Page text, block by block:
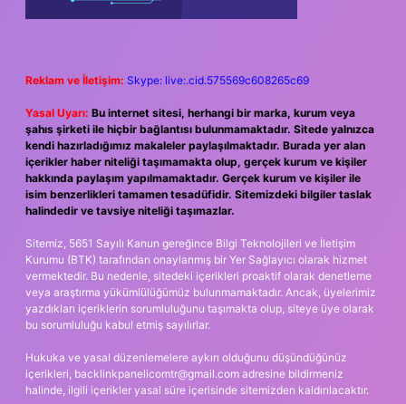
Reklam ve İletişim: Skype: live:.cid.575569c608265c69
Yasal Uyarı: Bu internet sitesi, herhangi bir marka, kurum veya
şahıs şirketi ile hiçbir bağlantısı bulunmamaktadır. Sitede yalnızca
kendi hazırladığımız makaleler paylaşılmaktadır. Burada yer alan
içerikler haber niteliği taşımamakta olup, gerçek kurum ve kişiler
hakkında paylaşım yapılmamaktadır. Gerçek kurum ve kişiler ile
isim benzerlikleri tamamen tesadüfidir. Sitemizdeki bilgiler taslak
halindedir ve tavsiye niteliği taşımazlar.
Sitemiz, 5651 Sayılı Kanun gereğince Bilgi Teknolojileri ve İletişim
Kurumu (BTK) tarafından onaylanmış bir Yer Sağlayıcı olarak hizmet
vermektedir. Bu nedenle, sitedeki içerikleri proaktif olarak denetleme
veya araştırma yükümlülüğümüz bulunmamaktadır. Ancak, üyelerimiz
yazdıkları içeriklerin sorumluluğunu taşımakta olup, siteye üye olarak
bu sorumluluğu kabul etmiş sayılırlar.
Hukuka ve yasal düzenlemelere aykırı olduğunu düşündüğünüz
içerikleri, backlinkpanelicomtr@gmail.com adresine bildirmeniz
halinde, ilgili içerikler yasal süre içerisinde sitemizden kaldırılacaktır.